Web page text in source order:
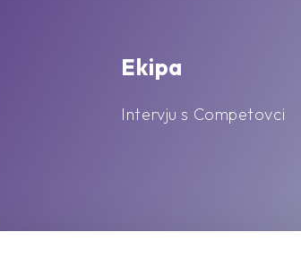
Ekipa
Intervju s Competovci